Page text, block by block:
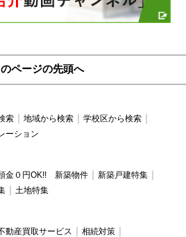
ページの先頭へ
索 地域から検索
学校区から検索
ーション
金０円OK!! 新築物件
新築戸建特集
土地特集
動産買取サービス
相続対策